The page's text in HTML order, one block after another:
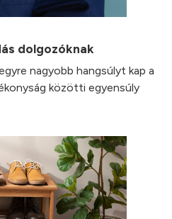
dolgozóknak
nagyobb hangsúlyt kap a
közötti egyensúly